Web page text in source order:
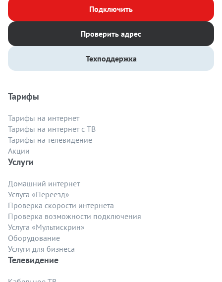
Подключить
Проверить адрес
Техподдержка
Тарифы
Тарифы на интернет
Тарифы на интернет с ТВ
Тарифы на телевидение
Акции
Услуги
Домашний интернет
Услуга «Переезд»
Проверка скорости интернета
Проверка возможности подключения
Услуга «Мультискрин»
Оборудование
Услуги для бизнеса
Телевидение